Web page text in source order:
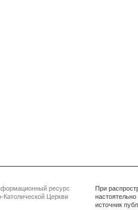
ресурс
Католической Церкви
При
источник